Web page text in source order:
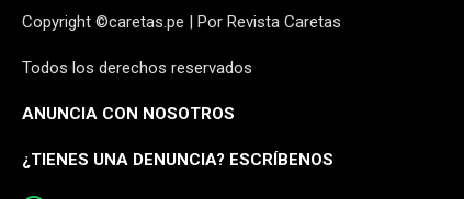
Copyright ©caretas.pe | Por Revista Caretas
Todos los derechos reservados
ANUNCIA CON NOSOTROS
¿TIENES UNA DENUNCIA? ESCRÍBENOS